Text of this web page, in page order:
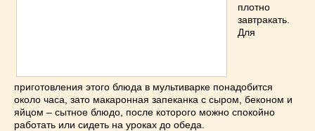
плотно
завтракать.
Для
приготовления этого блюда в мультиварке понадобится
около часа, зато макаронная запеканка с сыром, беконом и
яйцом – сытное блюдо, после которого можно спокойно
работать или сидеть на уроках до обеда.